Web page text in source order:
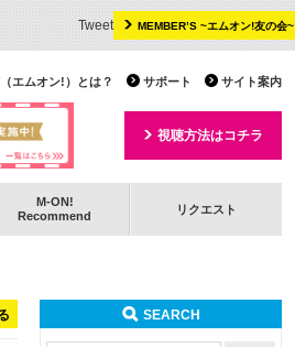
MEMBER’S ~エムオン!友の会~
Tweet
サイト案内
サポート
エムオン!）とは？
視聴方法はコチラ
M-ON!
Recommend
リクエスト
SEARCH